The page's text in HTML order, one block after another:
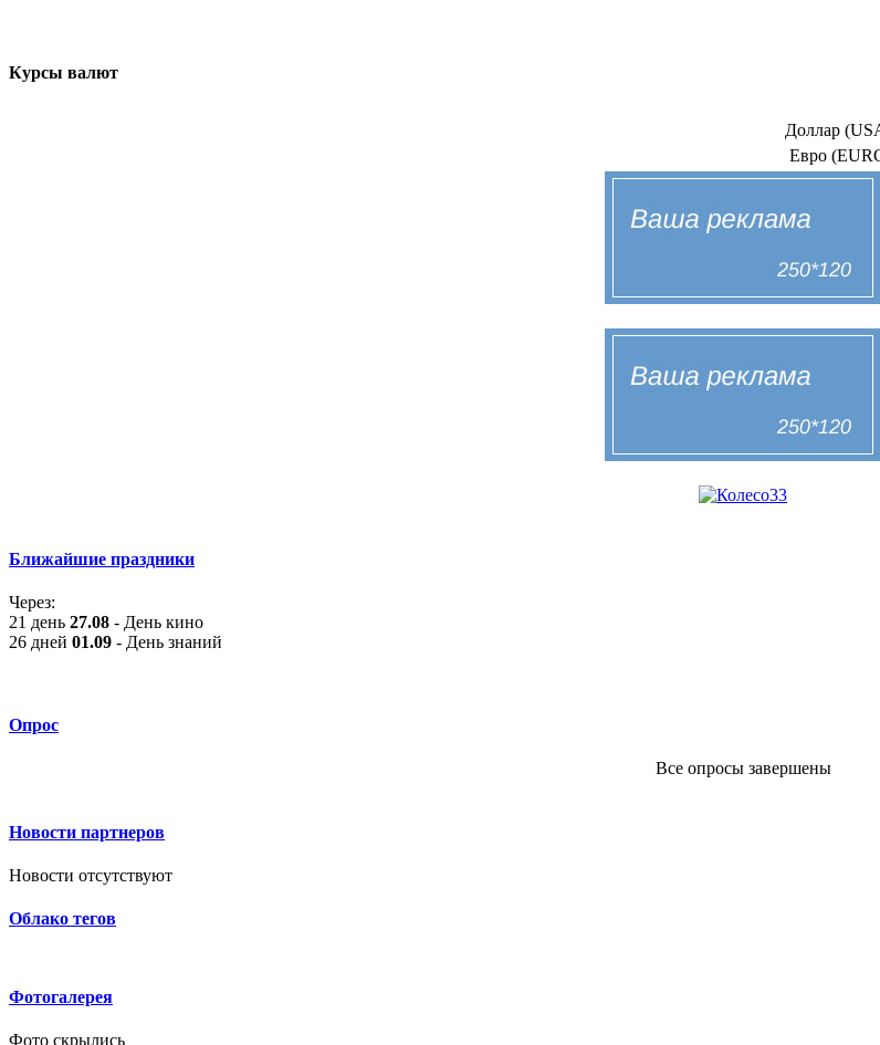
Курсы валют
Доллар
Евро
Ближайшие праздники
Через:
21 день 27.08 - День кино
26 дней 01.09 - День знаний
Опрос
Все опросы завершены
Новости партнеров
Новости отсутствуют
Облако тегов
Фотогалерея
Фото скрылись